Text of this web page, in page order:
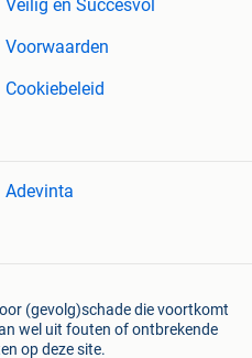
Veilig en Succesvol
Voorwaarden
Cookiebeleid
Adevinta
(gevolg)schade die voortkomt
wel uit fouten of ontbrekende
op deze site.